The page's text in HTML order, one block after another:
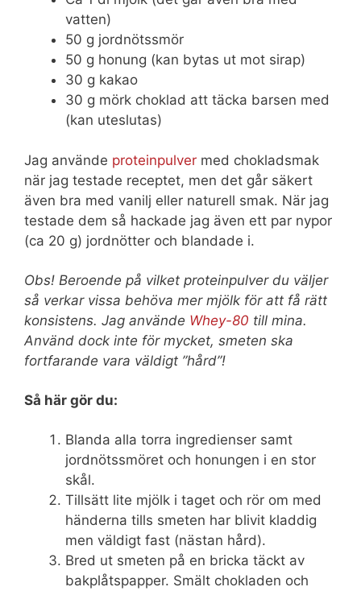
vatten)
50 g jordnötssmör
50 g honung (kan bytas ut mot sirap)
30 g kakao
30 g mörk choklad att täcka barsen med
(kan uteslutas)
Jag använde proteinpulver med chokladsmak
när jag testade receptet, men det går säkert
även bra med vanilj eller naturell smak. När jag
testade dem så hackade jag även ett par nypor
(ca 20 g) jordnötter och blandade i.
Obs! Beroende på vilket proteinpulver du väljer
så verkar vissa behöva mer mjölk för att få rätt
konsistens. Jag använde Whey-80 till mina.
Använd dock inte för mycket, smeten ska
fortfarande vara väldigt ”hård”!
Så här gör du:
Blanda alla torra ingredienser samt
jordnötssmöret och honungen i en stor
skål.
Tillsätt lite mjölk i taget och rör om med
händerna tills smeten har blivit kladdig
men väldigt fast (nästan hård).
Bred ut smeten på en bricka täckt av
bakplåtspapper. Smält chokladen och